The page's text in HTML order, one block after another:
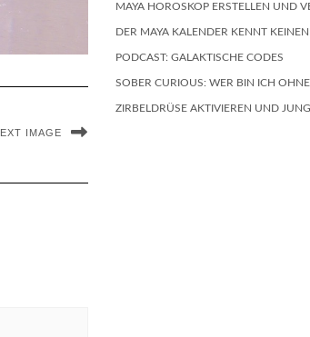
IMAGE
MAYA HOROSKOP ERSTELLEN UND
DER MAYA KALENDER KENNT
PODCAST: GALAKTISCHE CODES
SOBER CURIOUS: WER BIN ICH
ZIRBELDRÜSE AKTIVIEREN UND